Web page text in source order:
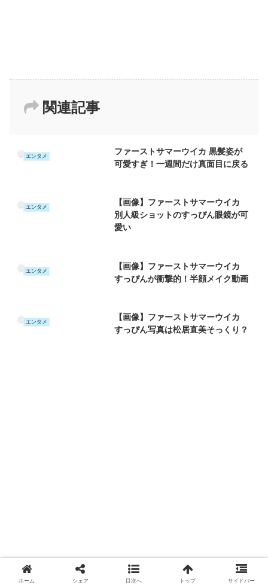
関連記事
エンタメ
ファーストサマーウイカ 黒髪姿が
可愛すぎ！一週間だけ真面目に戻る
エンタメ
【画像】ファーストサマーウイカ
別人級ショットのすっぴん眼鏡が可
愛い
エンタメ
【画像】ファーストサマーウイカ
すっぴんが衝撃的！半顔メイク動画
エンタメ
【画像】ファーストサマーウイカ
すっぴん写真は松居直美そっくり？
ホーム シェア 目次へ トップ サイドバー